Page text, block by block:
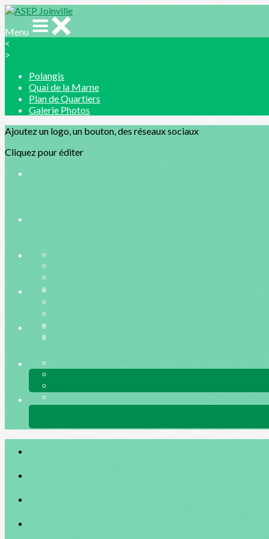
Menu
<
>
Polangis
Quai de la Marne
Plan de Quartiers
Galerie Photos
Ajoutez un logo, un bouton, des réseaux sociaux
Cliquez pour éditer